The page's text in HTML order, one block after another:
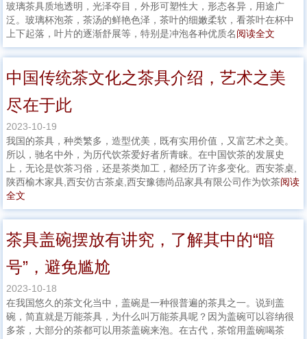
玻璃茶具质地透明，光泽夺目，外形可塑性大，形态各异，用途广
泛。玻璃杯泡茶，茶汤的鲜艳色泽，茶叶的细嫩柔软，看茶叶在杯中
上下起落，叶片的逐渐舒展等，特别是冲泡各种优质名阅读全文
中国传统茶文化之茶具介绍，艺术之美
尽在于此
2023-10-19
我国的茶具，种类繁多，造型优美，既有实用价值，又富艺术之美。
所以，驰名中外，为历代饮茶爱好者所青睐。在中国饮茶的发展史
上，无论是饮茶习俗，还是茶类加工，都经历了许多变化。西安茶桌,
陕西榆木家具,西安仿古茶桌,西安豫德尚品家具有限公司作为饮茶阅读
全文
茶具盖碗摆放有讲究，了解其中的“暗
号”，避免尴尬
2023-10-18
在我国悠久的茶文化当中，盖碗是一种很普遍的茶具之一。说到盖
碗，简直就是万能茶具，为什么叫万能茶具呢？因为盖碗可以容纳很
多茶，大部分的茶都可以用茶盖碗来泡。在古代，茶馆用盖碗喝茶